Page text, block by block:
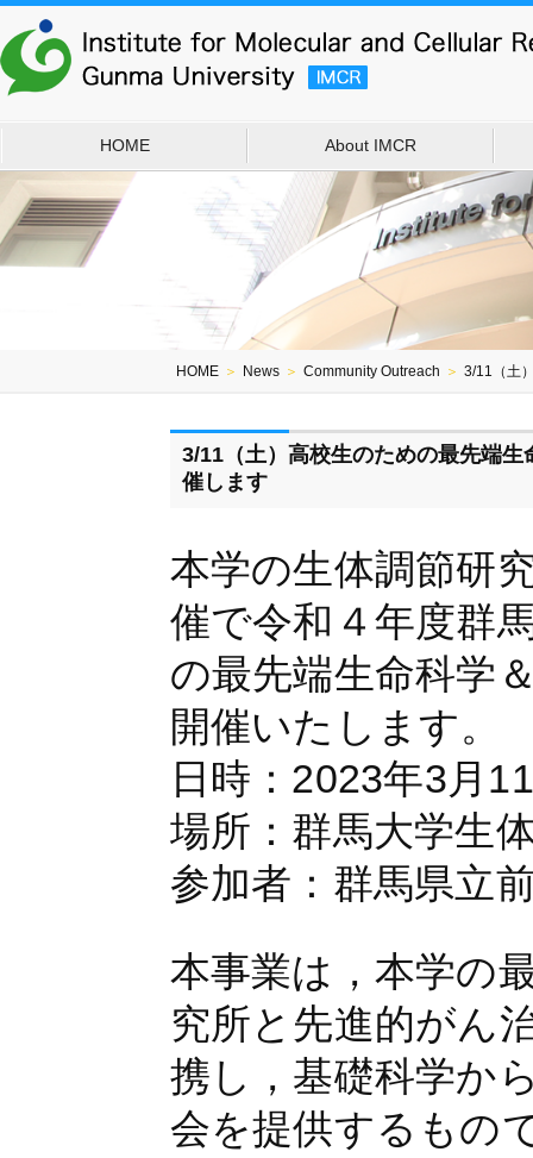
HOME About IMCR
HOME ＞ News ＞ Community Outreach ＞ 3/11（土
3/11（土）高校生のための最先端
催します
本学の生体調節研
催で令和４年度群
の最先端生命科学
開催いたします。
日時：2023年3月
場所：群馬大学生
参加者：群馬県立
本事業は，本学の
究所と先進的がん
携し，基礎科学か
会を提供するもの